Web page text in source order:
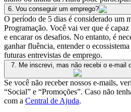
6 Vou conseguir um emprego?
O período de 5 dias é considerado um
Programação. Você vai ver que é
e encarar os desafios. No entanto, é
ganhar fluência, entender o
futuras entrevistas de emprego.
7. Me inscrevi, mas não recebi o e-mail
Se você não receber nossos e-mails,
“Social” e “Promoções”. Caso não
com a Central de Ajuda.